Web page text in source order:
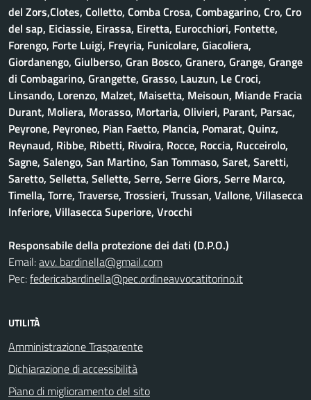
del Zors,Clotes, Colletto, Comba Crosa, Combagarino, Cro, Cro
del sap, Eiciassie, Eirassa, Eiretta, Eurocchiori, Fontette,
Forengo, Forte Luigi, Freyria, Funicolare, Giacoliera,
Giordanengo, Giulberso, Gran Bosco, Granero, Grange, Grange
di Combagarino, Grangette, Grasso, Lauzun, Le Croci,
Linsando, Lorenzo, Malzet, Maisetta, Meisoun, Miande Fracia
Durant, Moliera, Morasso, Mortaria, Olivieri, Parant, Parsac,
Peyrone, Peyroneo, Pian Faetto, Plancia, Pomarat, Quinz,
Reynaud, Ribbe, Ribetti, Rivoira, Rocce, Roccia, Rucceirolo,
Sagne, Salengo, San Martino, San Tommaso, Saret, Saretti,
Saretto, Selletta, Sellette, Serre, Serre Giors, Serre Marco,
Timella, Torre, Traverse, Trossieri, Trussan, Vallone, Villasecca
Inferiore, Villasecca Superiore, Vrocchi
Responsabile della protezione dei dati (D.P.O.)
Email:avv. bardinella@gmail.com
Pec:federicabardinella@pec.ordineavvocatitorino.it
UTILITÀ
Amministrazione Trasparente
Dichiarazione di accessibilità
Piano di miglioramento del sito